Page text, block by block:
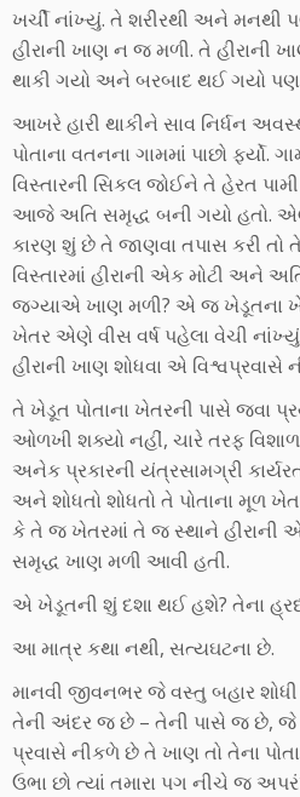
ખર્ચી નાંખ્યું. તે શરીરથી અને મનથી
હીરાની ખાણ ન જ મળી. તે હીરાની
થાકી ગયો અને બરબાદ થઈ ગયો
આખરે હારી થાકીને સાવ નિર્ધન
પોતાના વતનના ગામમાં પાછો
વિસ્તારની સિકલ જોઈને તે હેરત
આજે અતિ સમૃદ્ધ બની ગયો હતો. એણે
કારણ શું છે તે જાણવા તપાસ કરી
વિસ્તારમાં હીરાની એક મોટી અને
જગ્યાએ ખાણ મળી? એ જ ખેડૂતના
ખેતર એણે વીસ વર્ષ પહેલા વેચી
હીરાની ખાણ શોધવા એ વિશ્વપ્રવાસે
તે ખેડૂત પોતાના ખેતરની પાસે જવા
ઓળખી શક્યો નહીં, ચારે તરફ
અનેક પ્રકારની યંત્રસામગ્રી
અને શોધતો શોધતો તે પોતાના મૂળ
કે તે જ ખેતરમાં તે જ સ્થાને
સમૃદ્ધ ખાણ મળી આવી હતી.
એ ખેડૂતની શું દશા થઈ હશે? તેના
આ માત્ર કથા નથી, સત્યઘટના છે.
માનવી જીવનભર જે વસ્તુ બહાર
તેની અંદર જ છે – તેની પાસે જ છે, જે
પ્રવાસે નીકળે છે તે ખાણ તો તેના
ઉભા છો ત્યાં તમારા પગ નીચે જ